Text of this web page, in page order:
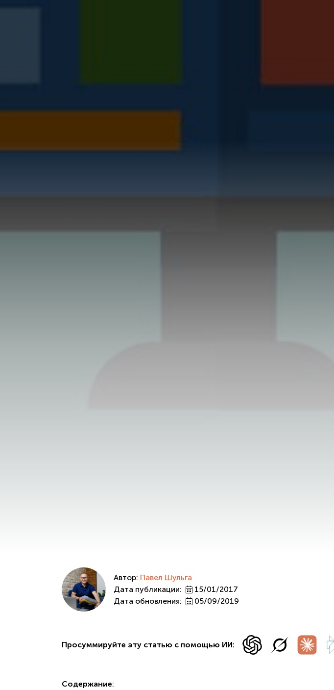
Автор: Павел Шульга
Дата публикации:
15/01/2017
Дата обновления:
05/09/2019
Просуммируйте эту статью с помощью ИИ:
Содержание: